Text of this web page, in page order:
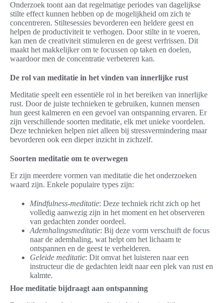
Onderzoek toont aan dat regelmatige periodes van dagelijkse
stilte effect kunnen hebben op de mogelijkheid om zich te
concentreren. Stiltesessies bevorderen een heldere geest en
helpen de productiviteit te verhogen. Door stilte in te voeren,
kan men de creativiteit stimuleren en de geest verfrissen. Dit
maakt het makkelijker om te focussen op taken en doelen,
waardoor men de concentratie verbeteren kan.
De rol van meditatie in het vinden van innerlijke rust
Meditatie speelt een essentiële rol in het bereiken van innerlijke
rust. Door de juiste technieken te gebruiken, kunnen mensen
hun geest kalmeren en een gevoel van ontspanning ervaren. Er
zijn verschillende soorten meditatie, elk met unieke voordelen.
Deze technieken helpen niet alleen bij stressvermindering maar
bevorderen ook een dieper inzicht in zichzelf.
Soorten meditatie om te overwegen
Er zijn meerdere vormen van meditatie die het onderzoeken
waard zijn. Enkele populaire types zijn:
Mindfulness-meditatie: Deze techniek richt zich op het
volledig aanwezig zijn in het moment en het observeren
van gedachten zonder oordeel.
Ademhalingsmeditatie: Bij deze vorm verschuift de focus
naar de ademhaling, wat helpt om het lichaam te
ontspannen en de geest te verhelderen.
Geleide meditatie: Dit omvat het luisteren naar een
instructeur die de gedachten leidt naar een plek van rust en
kalmte.
Hoe meditatie bijdraagt aan ontspanning